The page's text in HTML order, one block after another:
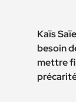
Kaïs
besoin
mettre